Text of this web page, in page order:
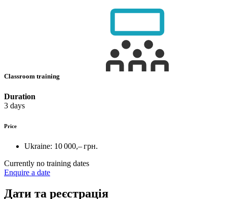
Classroom training
Duration
3 days
Price
Ukraine: 10 000,– грн.
Currently no training dates
Enquire a date
Дати та реєстрація